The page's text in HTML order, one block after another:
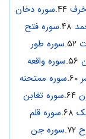
۴۴.
سوره دخان
سوره فتح
۵۲.
سوره طور
سوره واقعه
سوره ممتحنه
۶۴.
سوره تغابن
سوره قلم
سوره جن